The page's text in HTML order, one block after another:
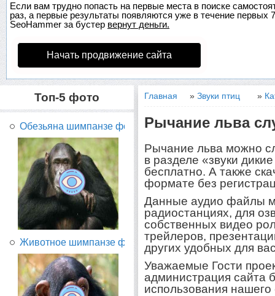
Если вам трудно попасть на первые места в поиске
раз, а первые результаты появляются уже в течение первых
SeoHammer за бустер вернут деньги.
Начать продвижение сайта
Топ-5 фото
Обезьяна шимпанзе фото...
Животное шимпанзе фото...
Главная »Звуки птиц »
Рычание льва
Рычание льва можно
в разделе «звуки
бесплатно. А также
формате без
Данные аудио файлы
радиостанциях, для
собственных видео
трейлеров,
других удобных для
Уважаемые Гости
администрация сайта
использования нашего